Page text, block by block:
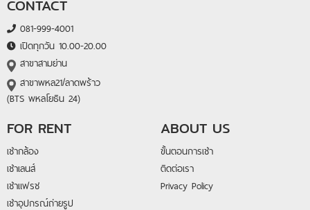
CONTACT
081-999-4001
เปิดทุกวัน 10.00-20.00
สาขาสามย่าน
สาขาพหล21/ลาดพร้าว
(BTS พหลโยธิน 24)
FOR RENT
เช่ากล้อง
เช่าเลนส์
เช่าแฟรช
เช่าอุปกรณ์ถ่ายรูป
ABOUT US
ขั้นตอนการเช่า
ติดต่อเรา
Privacy Policy